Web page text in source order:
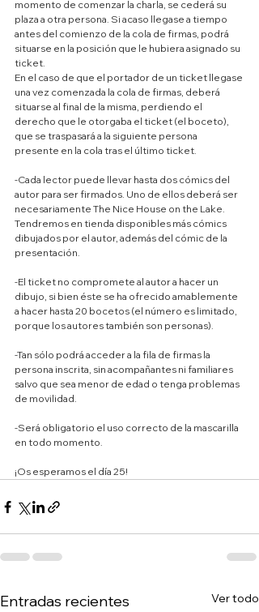
momento de comenzar la charla, se cederá su
plaza a otra persona. Si acaso llegase a tiempo
antes del comienzo de la cola de firmas, podrá
situarse en la posición que le hubiera asignado su
ticket.
En el caso de que el portador de un ticket llegase
una vez comenzada la cola de firmas, deberá
situarse al final de la misma, perdiendo el
derecho que le otorgaba el ticket (el boceto),
que se traspasará a la siguiente persona
presente en la cola tras el último ticket.
-Cada lector puede llevar hasta dos cómics del
autor para ser firmados. Uno de ellos deberá ser
necesariamente The Nice House on the Lake.
Tendremos en tienda disponibles más cómics
dibujados por el autor, además del cómic de la
presentación.
-El ticket no compromete al autor a hacer un
dibujo, si bien éste se ha ofrecido amablemente
a hacer hasta 20 bocetos (el número es limitado,
porque los autores también son personas).
-Tan sólo podrá acceder a la fila de firmas la
persona inscrita, sin acompañantes ni familiares
salvo que sea menor de edad o tenga problemas
de movilidad.
-Será obligatorio el uso correcto de la mascarilla
en todo momento.
¡Os esperamos el día 25!
Entradas recientes Ver todo